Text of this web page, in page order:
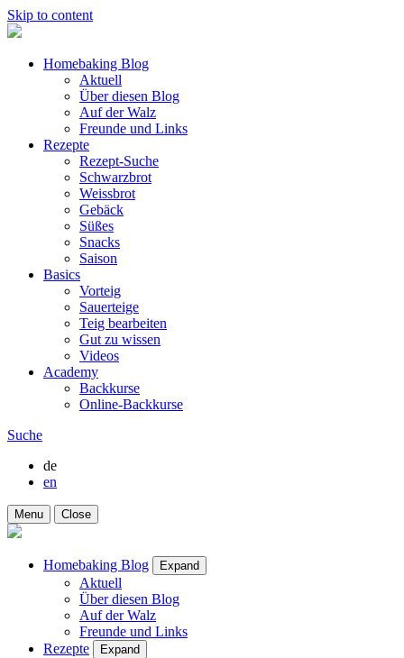
Skip to content
Homebaking Blog
Aktuell
Über diesen Blog
Auf der Walz
Freunde und Links
Rezepte
Rezept-Suche
Schwarzbrot
Weissbrot
Gebäck
Süßes
Snacks
Saison
Basics
Vorteig
Sauerteige
Teig bearbeiten
Gut zu wissen
Videos
Academy
Backkurse
Online-Backkurse
Suche
de
en
Menu Close
Homebaking Blog Expand
Aktuell
Über diesen Blog
Auf der Walz
Freunde und Links
Rezepte
Expand